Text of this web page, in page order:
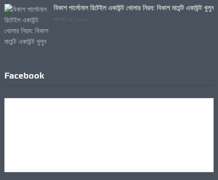
বিকাশ পার্সোনাল রিটেইল একাউন্ট খোলার নিয়ম: বিকাশ মার্চেন্ট একাউন্ট খুলুন
আগস্ট ০৪, ২০২৬
Facebook